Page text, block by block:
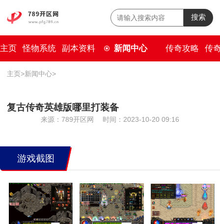
搜索
主页 怪物系统 副本资料 新闻中心 传奇攻略 传
主页>新闻中心>
复古传奇英雄版哪里打装备
来源：789开区网 时间：2023-10-20 09:16
游戏截图